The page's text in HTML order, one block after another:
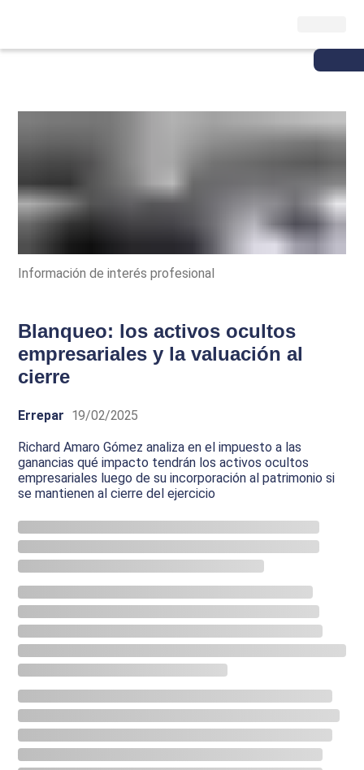
Información de interés profesional
Blanqueo: los activos ocultos
empresariales y la valuación al
cierre
Errepar 19/02/2025
Richard Amaro Gómez analiza en el impuesto a las
ganancias qué impacto tendrán los activos ocultos
empresariales luego de su incorporación al patrimonio si
se mantienen al cierre del ejercicio